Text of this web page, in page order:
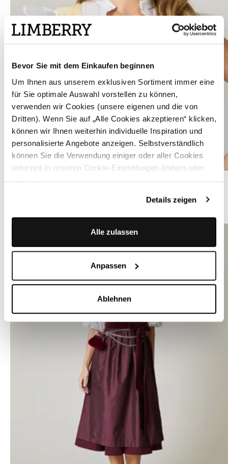
Bevor Sie mit dem Einkaufen beginnen
Um Ihnen aus unserem exklusiven Sortiment immer eine
für Sie optimale Auswahl vorstellen zu können,
verwenden wir Cookies (unsere eigenen und die von
Dritten). Wenn Sie auf „Alle Cookies akzeptieren“ klicken,
können wir Ihnen weiterhin individuelle Inspiration und
personalisierte Angebote anzeigen. Selbstverständlich
können Sie die Verwendung einiger oder aller Cookies
jederzeit in unseren Cookie-Einstellungen ändern oder
Details zeigen
Alle zulassen
Anpassen
Ablehnen